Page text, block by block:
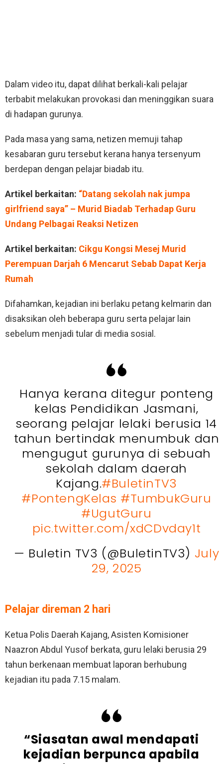
Dalam video itu, dapat dilihat berkali-kali pelajar
terbabit melakukan provokasi dan meninggikan suara
di hadapan gurunya.
Pada masa yang sama, netizen memuji tahap
kesabaran guru tersebut kerana hanya tersenyum
berdepan dengan pelajar biadab itu.
Artikel berkaitan: “Datang sekolah nak jumpa
girlfriend saya” – Murid Biadab Terhadap Guru
Undang Pelbagai Reaksi Netizen
Artikel berkaitan: Cikgu Kongsi Mesej Murid
Perempuan Darjah 6 Mencarut Sebab Dapat Kerja
Rumah
Difahamkan, kejadian ini berlaku petang kelmarin dan
disaksikan oleh beberapa guru serta pelajar lain
sebelum menjadi tular di media sosial.
Hanya kerana ditegur ponteng
kelas Pendidikan Jasmani,
seorang pelajar lelaki berusia 14
tahun bertindak menumbuk dan
mengugut gurunya di sebuah
sekolah dalam daerah
Kajang.#BuletinTV3
#PontengKelas #TumbukGuru
#UgutGuru
pic.twitter.com/xdCDvday1t
— Buletin TV3 (@BuletinTV3) July
29, 2025
Pelajar direman 2 hari
Ketua Polis Daerah Kajang, Asisten Komisioner
Naazron Abdul Yusof berkata, guru lelaki berusia 29
tahun berkenaan membuat laporan berhubung
kejadian itu pada 7.15 malam.
“Siasatan awal mendapati
kejadian berpunca apabila